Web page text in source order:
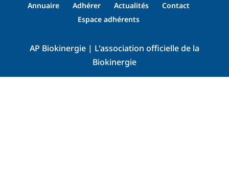
Annuaire
Adhérer Actualités
Contact
Espace adhérents
AP Biokinergie | L'association officielle de la
Biokinergie